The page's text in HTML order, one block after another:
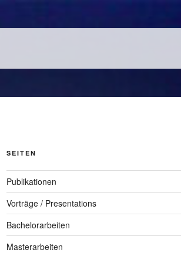
SEITEN
Publikationen
Vorträge / Presentations
Bachelorarbeiten
Masterarbeiten